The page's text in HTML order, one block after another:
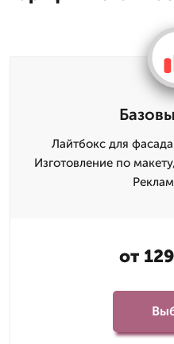
Лайтбокс для
Изготовление по
от